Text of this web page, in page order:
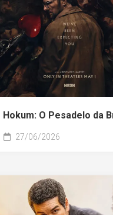
Hokum: O Pesadelo da
27/06/2026